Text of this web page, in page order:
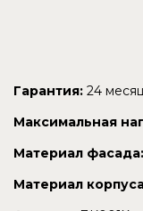
Гарантия: 24
Максимальная
Материал фасада:
Материал